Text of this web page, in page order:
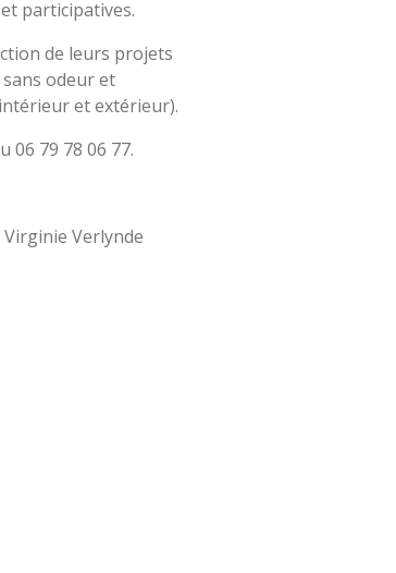
participatives.
de leurs projets
odeur et
et extérieur).
79 78 06 77.
Virginie Verlynde